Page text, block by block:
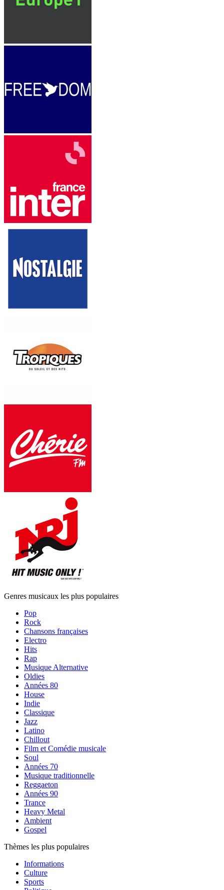
Genres musicaux les plus populaires
Pop
Rock
Chansons françaises
Electro
Hits
Rap
Musique Alternative
Oldies
Années 80
House
Indie
Classique
Jazz
Latino
Chillout
Film et Comédie musicale
Soul
Années 70
Musique traditionnelle
Reggaeton
Années 90
Trance
Heavy Metal
Ambient
Gospel
Thèmes les plus populaires
Informations
Culture
Sports